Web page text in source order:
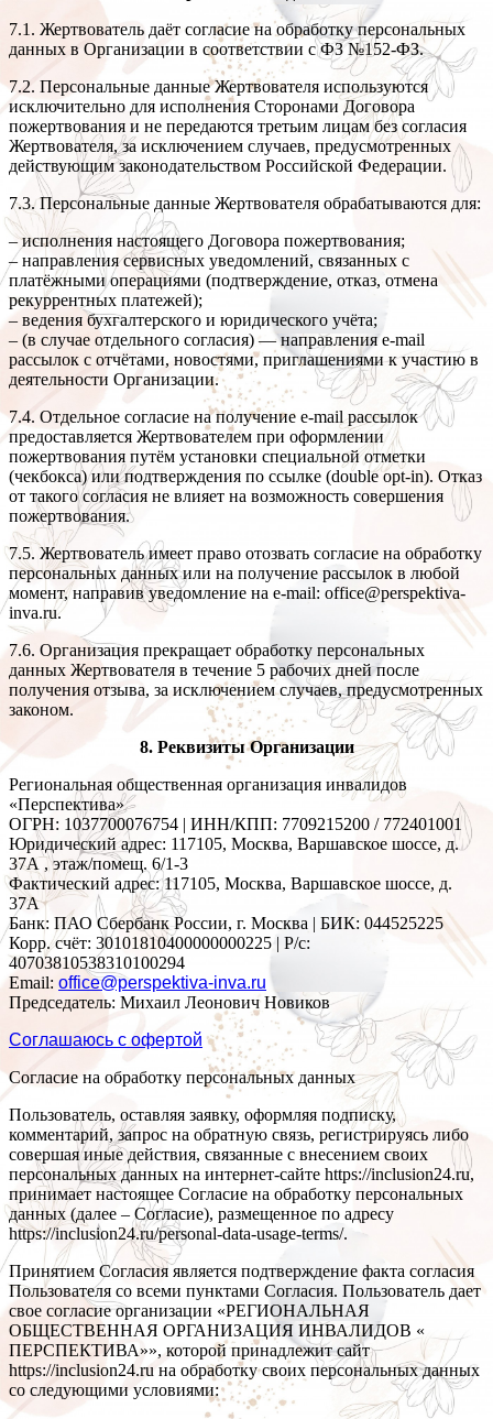
7.1. Жертвователь даёт согласие на обработку персональных
данных в Организации в соответствии с ФЗ №152-ФЗ.
7.2. Персональные данные Жертвователя используются
исключительно для исполнения Сторонами Договора
пожертвования и не передаются третьим лицам без согласия
Жертвователя, за исключением случаев, предусмотренных
действующим законодательством Российской Федерации.
7.3. Персональные данные Жертвователя обрабатываются для:
– исполнения настоящего Договора пожертвования;
– направления сервисных уведомлений, связанных с
платёжными операциями (подтверждение, отказ, отмена
рекуррентных платежей);
– ведения бухгалтерского и юридического учёта;
– (в случае отдельного согласия) — направления e-mail
рассылок с отчётами, новостями, приглашениями к участию в
деятельности Организации.
7.4. Отдельное согласие на получение e-mail рассылок
предоставляется Жертвователем при оформлении
пожертвования путём установки специальной отметки
(чекбокса) или подтверждения по ссылке (double opt-in). Отказ
от такого согласия не влияет на возможность совершения
пожертвования.
7.5. Жертвователь имеет право отозвать согласие на обработку
персональных данных или на получение рассылок в любой
момент, направив уведомление на e-mail: office@perspektiva-
inva.ru.
7.6. Организация прекращает обработку персональных
данных Жертвователя в течение 5 рабочих дней после
получения отзыва, за исключением случаев, предусмотренных
законом.
8. Реквизиты Организации
Региональная общественная организация инвалидов
«Перспектива»
ОГРН: 1037700076754 | ИНН/КПП: 7709215200 / 772401001
Юридический адрес: 117105, Москва, Варшавское шоссе, д.
37А , этаж/помещ. 6/1-3
Фактический адрес: 117105, Москва, Варшавское шоссе, д.
37А
Банк: ПАО Сбербанк России, г. Москва | БИК: 044525225
Корр. счёт: 30101810400000000225 | Р/с:
40703810538310100294
Email: office@perspektiva-inva.ru
Председатель: Михаил Леонович Новиков
Соглашаюсь с офертой
Согласие на обработку персональных данных
Пользователь, оставляя заявку, оформляя подписку,
комментарий, запрос на обратную связь, регистрируясь либо
совершая иные действия, связанные с внесением своих
персональных данных на интернет-сайте https://inclusion24.ru,
принимает настоящее Согласие на обработку персональных
данных (далее – Согласие), размещенное по адресу
https://inclusion24.ru/personal-data-usage-terms/.
Принятием Согласия является подтверждение факта согласия
Пользователя со всеми пунктами Согласия. Пользователь дает
свое согласие организации «РЕГИОНАЛЬНАЯ
ОБЩЕСТВЕННАЯ ОРГАНИЗАЦИЯ ИНВАЛИДОВ «
ПЕРСПЕКТИВА»», которой принадлежит сайт
https://inclusion24.ru на обработку своих персональных данных
со следующими условиями: